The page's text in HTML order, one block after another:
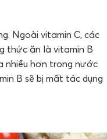
Ngoài vitamin C, các
thức ăn là vitamin B
nhiều hơn trong nước
B sẽ bị mất tác dụng